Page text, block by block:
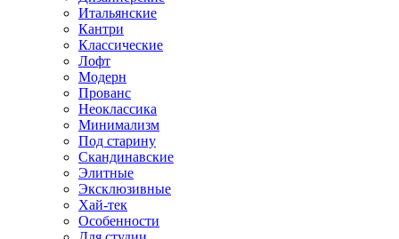
Итальянские
Кантри
Классические
Лофт
Модерн
Прованс
Неоклассика
Минимализм
Под старину
Скандинавские
Элитные
Эксклюзивные
Хай-тек
Особенности